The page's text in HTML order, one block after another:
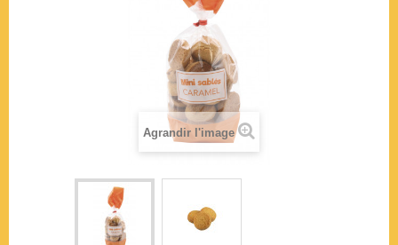
Agrandir l'image